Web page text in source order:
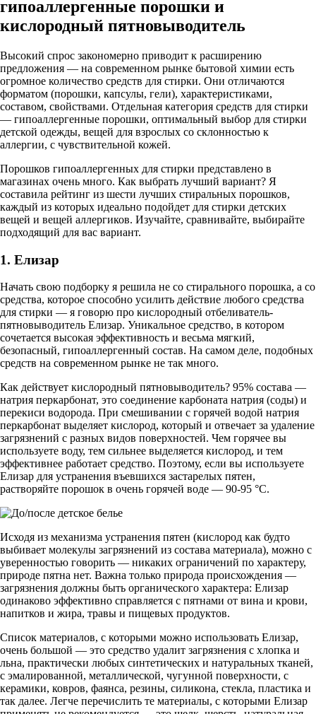
гипоаллергенные порошки и
кислородный пятновыводитель
Высокий спрос закономерно приводит к расширению
предложения — на современном рынке бытовой химии есть
огромное количество средств для стирки. Они отличаются
форматом (порошки, капсулы, гели), характеристиками,
составом, свойствами. Отдельная категория средств для стирки
— гипоаллергенные порошки, оптимальный выбор для стирки
детской одежды, вещей для взрослых со склонностью к
аллергии, с чувствительной кожей.
Порошков гипоаллергенных для стирки представлено в
магазинах очень много. Как выбрать лучший вариант? Я
составила рейтинг из шести лучших стиральных порошков,
каждый из которых идеально подойдет для стирки детских
вещей и вещей аллергиков. Изучайте, сравнивайте, выбирайте
подходящий для вас вариант.
1. Елизар
Начать свою подборку я решила не со стирального порошка, а со
средства, которое способно усилить действие любого средства
для стирки — я говорю про кислородный отбеливатель-
пятновыводитель Елизар. Уникальное средство, в котором
сочетается высокая эффективность и весьма мягкий,
безопасный, гипоаллергенный состав. На самом деле, подобных
средств на современном рынке не так много.
Как действует кислородный пятновыводитель? 95% состава —
натрия перкарбонат, это соединение карбоната натрия (соды) и
перекиси водорода. При смешивании с горячей водой натрия
перкарбонат выделяет кислород, который и отвечает за удаление
загрязнений с разных видов поверхностей. Чем горячее вы
используете воду, тем сильнее выделяется кислород, и тем
эффективнее работает средство. Поэтому, если вы используете
Елизар для устранения въевшихся застарелых пятен,
растворяйте порошок в очень горячей воде — 90-95 °С.
Исходя из механизма устранения пятен (кислород как будто
выбивает молекулы загрязнений из состава материала), можно с
уверенностью говорить — никаких ограничений по характеру,
природе пятна нет. Важна только природа происхождения —
загрязнения должны быть органического характера: Елизар
одинаково эффективно справляется с пятнами от вина и крови,
напитков и жира, травы и пищевых продуктов.
Список материалов, с которыми можно использовать Елизар,
очень большой — это средство удалит загрязнения с хлопка и
льна, практически любых синтетических и натуральных тканей,
с эмалированной, металлической, чугунной поверхности, с
керамики, ковров, фаянса, резины, силикона, стекла, пластика и
так далее. Легче перечислить те материалы, с которыми Елизар